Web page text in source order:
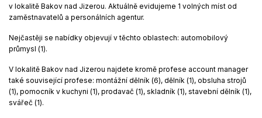
v lokalitě Bakov nad Jizerou. Aktuálně evidujeme 1 volných míst od
zaměstnavatelů a personálních agentur.
Nejčastěji se nabídky objevují v těchto oblastech: automobilový
průmysl (1).
V lokalitě Bakov nad Jizerou najdete kromě profese account manager
také související profese: montážní dělník (6), dělník (1), obsluha strojů
(1), pomocník v kuchyni (1), prodavač (1), skladník (1), stavební dělník (1),
svářeč (1).